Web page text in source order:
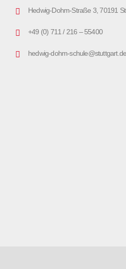
Hedwig-Dohm-Straße 3, 70191
+49 (0) 711 / 216 – 55400
hedwig-dohm-schule@stuttgart.de